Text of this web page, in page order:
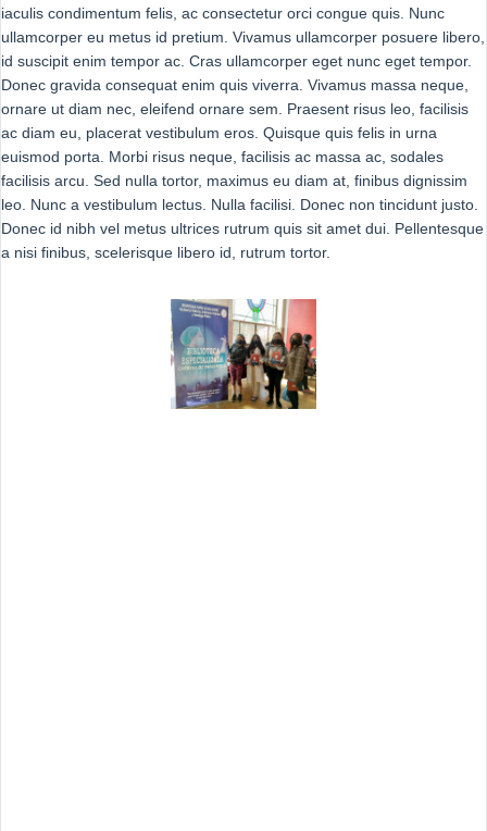
iaculis condimentum felis, ac consectetur orci congue quis. Nunc
ullamcorper eu metus id pretium. Vivamus ullamcorper posuere libero,
id suscipit enim tempor ac. Cras ullamcorper eget nunc eget tempor.
Donec gravida consequat enim quis viverra. Vivamus massa neque,
ornare ut diam nec, eleifend ornare sem. Praesent risus leo, facilisis
ac diam eu, placerat vestibulum eros. Quisque quis felis in urna
euismod porta. Morbi risus neque, facilisis ac massa ac, sodales
facilisis arcu. Sed nulla tortor, maximus eu diam at, finibus dignissim
leo. Nunc a vestibulum lectus. Nulla facilisi. Donec non tincidunt justo.
Donec id nibh vel metus ultrices rutrum quis sit amet dui. Pellentesque
a nisi finibus, scelerisque libero id, rutrum tortor.